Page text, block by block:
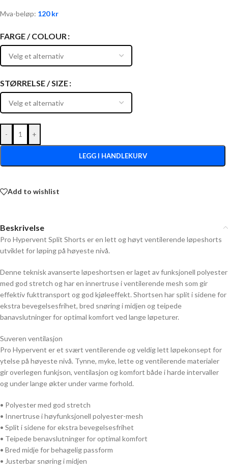
Mva-beløp: 120kr
FARGE / COLOUR
STØRRELSE / SIZE
- +
LEGG I HANDLEKURV
Add to wishlist
Beskrivelse
Pro Hypervent Split Shorts er en lett og høyt ventilerende løpeshorts
utviklet for løping på høyeste nivå.
Denne teknisk avanserte løpeshortsen er laget av funksjonell polyester
med god stretch og har en innertruse i ventilerende mesh som gir
effektiv fukttransport og god kjøleeffekt. Shortsen har split i sidene for
ekstra bevegelsesfrihet, bred snøring i midjen og teipede
banavslutninger for optimal komfort ved lange løpeturer.
Suveren ventilasjon
Pro Hypervent er et svært ventilerende og veldig lett løpekonsept for
ytelse på høyeste nivå. Tynne, myke, lette og ventilerende materialer
gir overlegen funkjson, ventilasjon og komfort både i harde intervaller
og under lange økter under varme forhold.
• Polyester med god stretch
• Innertruse i høyfunksjonell polyester-mesh
• Split i sidene for ekstra bevegelsesfrihet
• Teipede benavslutninger for optimal komfort
• Bred midje for behagelig passform
• Justerbar snøring i midjen